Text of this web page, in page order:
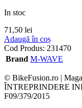
In stoc
71,50 lei
Adaugă în coș
Cod Produs: 231470
Brand M-WAVE
© BikeFusion.ro |
ÎNTREPRINDERE
F09/379/2015